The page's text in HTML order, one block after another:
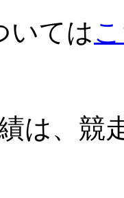
いては
は、競